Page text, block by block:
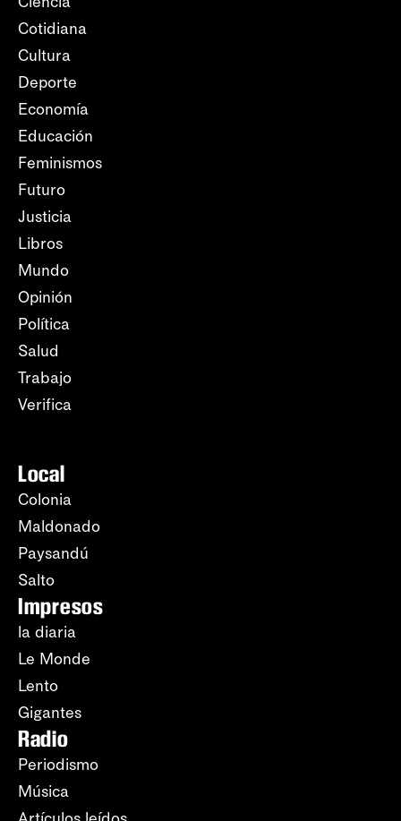
Cotidiana
Cultura
Deporte
Economía
Educación
Feminismos
Futuro
Justicia
Libros
Mundo
Opinión
Política
Salud
Trabajo
Verifica
Local
Colonia
Maldonado
Paysandú
Salto
Impresos
la diaria
Le Monde
Lento
Gigantes
Radio
Periodismo
Música